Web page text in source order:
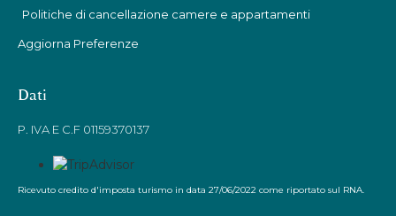
Politiche di cancellazione camere e appartamenti
Aggiorna Preferenze
Dati
P. IVA E C.F 01159370137
Ricevuto credito d'imposta turismo in data 27/06/2022 come riportato sul RNA.